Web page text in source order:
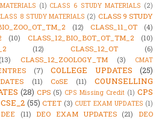
(1) CLASS 6 STUDY MATERIALS (2)
8 STUDY MATERIALS (2) CLASS 9 STUDY
(12) CLASS_11_OT
(4)
(10) CLASS_12_BIO_BOT_OT_TM_2
(10)
(12) CLASS_12_OT
(6)
(13) CLASS_12_ZOOLOGY_TM (3)
CMAT
(7) COLLEGE UPDATES (25)
(11) CoSE (11)
COUNSELLING
(28) CPS (5) CPS Missing Credit (1) CPS
CSE_2 (55) CTET (3) CUET EXAM UPDATES (1)
DEE (11) DEO EXAM UPDATES (21)
DEO